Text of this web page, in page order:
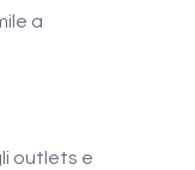
a
outlets e